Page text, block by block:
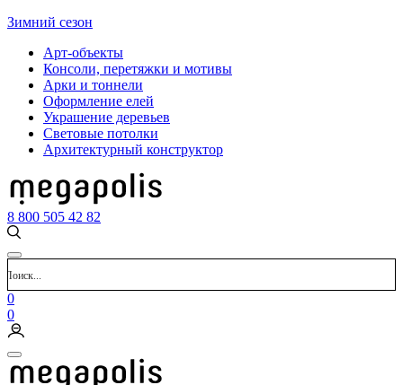
Зимний сезон
Арт-объекты
Консоли, перетяжки и мотивы
Арки и тоннели
Оформление елей
Украшение деревьев
Световые потолки
Архитектурный конструктор
8 800 505 42 82
0
0